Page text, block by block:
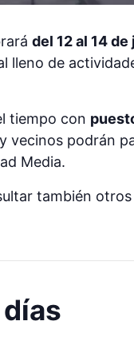
del 12 al 14
de
tiempo con
vecinos podrán
Media.
también otros